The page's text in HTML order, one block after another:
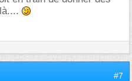
#7